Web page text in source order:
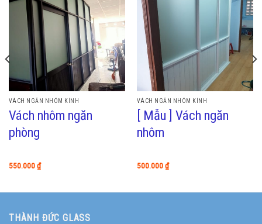
VÁCH NGĂN NHÔM KÍNH
Vách nhôm ngăn
phòng
550.000₫
VÁCH NGĂN NHÔM KÍNH
[ Mẫu ] Vách ngăn
nhôm
500.000₫
THÀNH ĐỨC GLASS